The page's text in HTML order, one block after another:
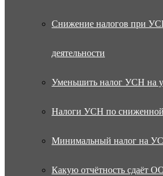
Снижение налогов при
деятельности
Уменьшить налог УСН на
Налоги УСН по сниженной
Минимальный налог на
Какую отчётность сдаёт